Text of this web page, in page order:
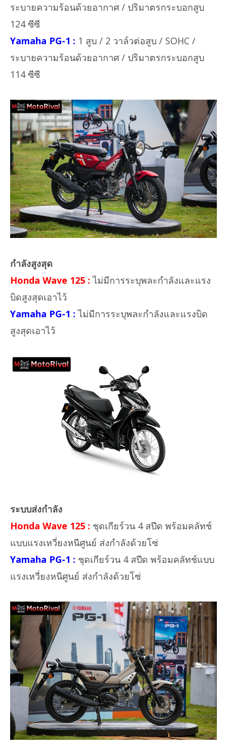
ระบายความร้อนด้วยอากาศ / ปริมาตรกระบอกสูบ
124 ซีซี
Yamaha PG-1 : 1 สูบ / 2 วาล์วต่อสูบ / SOHC /
ระบายความร้อนด้วยอากาศ / ปริมาตรกระบอกสูบ
114 ซีซี
กำลังสูงสุด
Honda Wave 125 : ไม่มีการระบุพละกำลังและแรง
บิดสูงสุดเอาไว้
Yamaha PG-1 : ไม่มีการระบุพละกำลังและแรงบิด
สูงสุดเอาไว้
ระบบส่งกำลัง
Honda Wave 125 : ชุดเกียร์วน 4 สปีด พร้อมคลัทช์
แบบแรงเหวี่ยงหนีศูนย์ ส่งกำลังด้วยโซ่
Yamaha PG-1 : ชุดเกียร์วน 4 สปีด พร้อมคลัทช์แบบ
แรงเหวี่ยงหนีศูนย์ ส่งกำลังด้วยโซ่